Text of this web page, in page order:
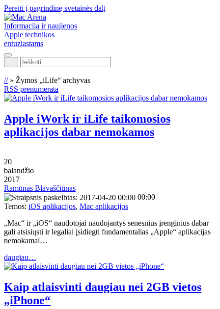
Pereiti į pagrindinę svetainės dalį
Informacija ir naujienos
Apple technikos
entuziastams
Ieškoti
//» Žymos „iLife“ archyvas
RSS prenumerata
Apple iWork ir iLife taikomosios
aplikacijos dabar nemokamos
20
balandžio
2017
Ramūnas Blavaščiūnas
00:00
Temos: iOS aplikacijos, Mac aplikacijos
„Mac“ ir „iOS“ naudotojai naudojantys senesnius įrenginius dabar
gali atsisiųsti ir legaliai įsidiegti fundamentalias „Apple“ aplikacijas
nemokamai…
daugiau…
Kaip atlaisvinti daugiau nei 2GB vietos
„iPhone“